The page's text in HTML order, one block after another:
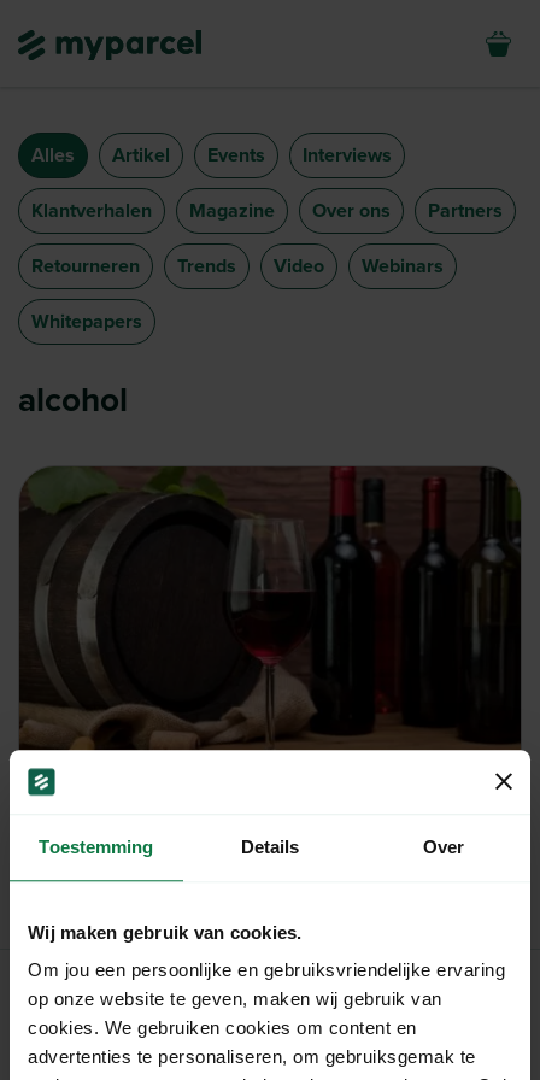
Toestemming Details Over
Wij maken gebruik van cookies.
Om jou een persoonlijke en gebruiksvriendelijke ervaring
op onze website te geven, maken wij gebruik van
cookies. We gebruiken cookies om content en
advertenties te personaliseren, om gebruiksgemak te
Alles Artikel Events Interviews
Klantverhalen Magazine Over ons Partners
Retourneren Trends Video Webinars
Whitepapers
alcohol
Artikel
in binnen- en buitenland.
MyParcel